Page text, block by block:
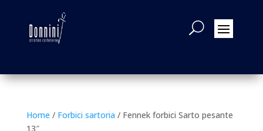
Home / Forbici sartoria / Fennek forbici Sarto pesante
13″